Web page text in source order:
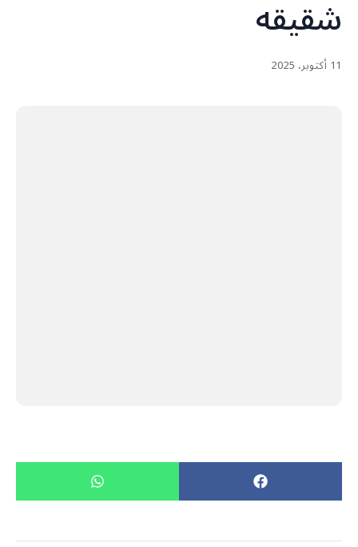
شقيقه
11 أكتوبر، 2025